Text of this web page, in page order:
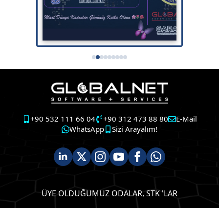
+90 532 111 66 04 +90 312 473 88 80
E-Mail
WhatsApp
Sizi Arayalım!
ÜYE OLDUĞUMUZ ODALAR, STK 'LAR